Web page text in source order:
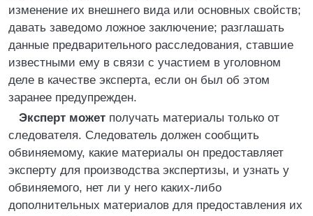
изменение их внешнего вида или основных свойств;
давать заведомо ложное заключение; разглашать
данные предварительного расследования, ставшие
известными ему в связи с участием в уголовном
деле в качестве эксперта, если он был об этом
заранее предупрежден.
Эксперт может получать материалы только от
следователя. Следователь должен сообщить
обвиняемому, какие материалы он предоставляет
эксперту для производства экспертизы, и узнать у
обвиняемого, нет ли у него каких-либо
дополнительных материалов для предоставления их